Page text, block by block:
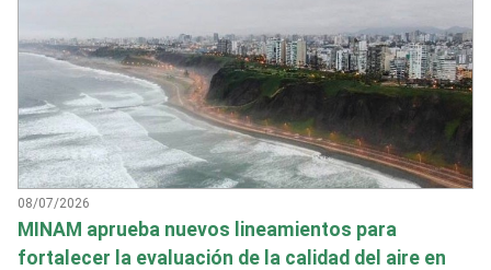
08/07/2026
MINAM aprueba nuevos lineamientos para
fortalecer la evaluación de la calidad del aire en